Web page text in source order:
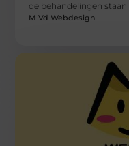
de behandelingen
M Vd Webdesign